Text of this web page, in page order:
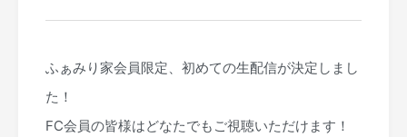
ふぁみり家会員限定、初めての生配信が決定しまし
た！
FC会員の皆様はどなたでもご視聴いただけます！